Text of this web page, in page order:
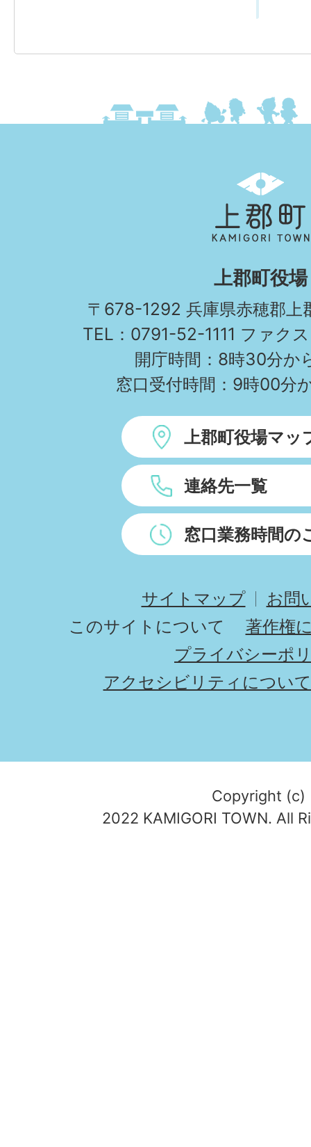
郡
町
KAMIGORI
TOWN
上郡町役場
〒678-1292 兵庫県赤穂郡上
TEL：0791-
開庁時間：8時30分か
窓口受付時間：9時00分
上郡町役場マッ
連絡先一覧
窓口業務時間の
サイトマップ
お問
このサイトについて
著作権
プライバシーポ
アクセシビリティについて
Copyright (c)
2022 KAMIGORI TOWN. All